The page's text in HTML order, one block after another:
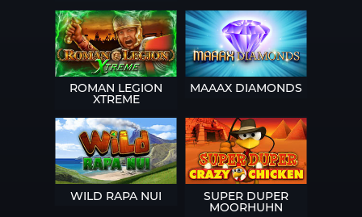
ROMAN LEGION
XTREME
MAAAX DIAMONDS
WILD RAPA NUI SUPER DUPER
MOORHUHN